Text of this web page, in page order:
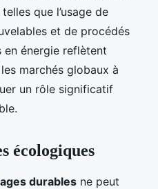
que l’usage de
et de procédés
énergie reflètent
marchés globaux à
un rôle significatif
écologiques
durables ne peut